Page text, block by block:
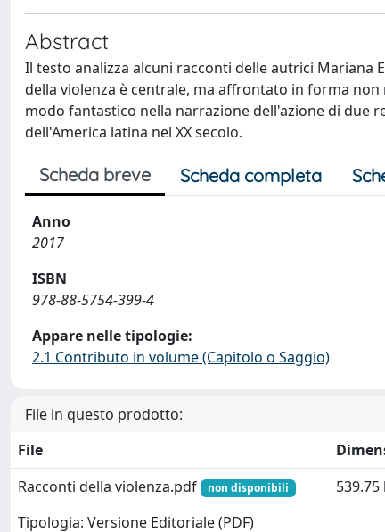
Abstract
Il testo analizza alcuni racconti delle autrici Mariana
della violenza è centrale, ma affrontato in forma
modo fantastico nella narrazione dell'azione di due
dell'America latina nel XX secolo.
Scheda breve Scheda completa
Anno
2017
ISBN
978-88-5754-399-4
Appare nelle tipologie:
2.1 Contributo in volume (Capitolo o Saggio)
File in questo prodotto:
File
Racconti della violenza.pdf
non disponibili
Tipologia: Versione Editoriale (PDF)
539.75